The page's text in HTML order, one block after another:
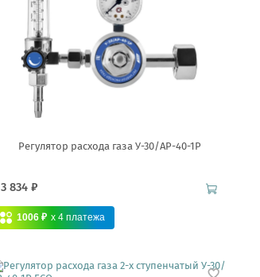
Регулятор расхода газа У-30/АР-40-1Р
3 834 ₽
1006 ₽ x 4платежа